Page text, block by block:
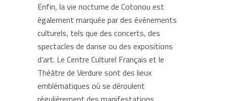
Enfin, la vie nocturne de Cotonou est
également marquée par des événements
culturels, tels que des concerts, des
spectacles de danse ou des expositions
d’art. Le Centre Culturel Français et le
Théâtre de Verdure sont des lieux
emblématiques où se déroulent